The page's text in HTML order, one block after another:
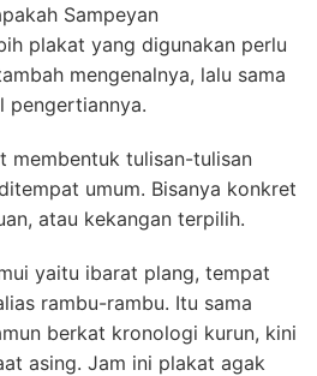
Sampeyan
plakat yang digunakan perlu
mengenalnya, lalu sama
pengertiannya.
membentuk tulisan-tulisan
umum. Bisanya konkret
atau kekangan terpilih.
yaitu ibarat plang, tempat
rambu-rambu. Itu sama
berkat kronologi kurun, kini
asing. Jam ini plakat agak